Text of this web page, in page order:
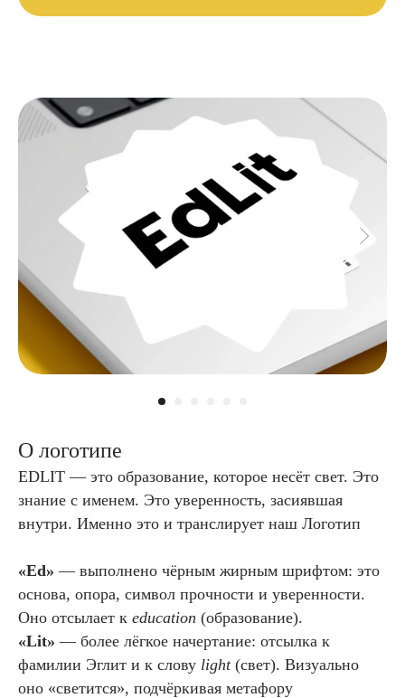
О логотипе
EDLIT — это образование, которое несёт свет. Это
знание с именем. Это уверенность, засиявшая
внутри. Именно это и транслирует наш Логотип
«Ed» — выполнено чёрным жирным шрифтом: это
основа, опора, символ прочности и уверенности.
Оно отсылает к education (образование).
«Lit»— более лёгкое начертание: отсылка к
фамилии Эглит и к слову light (свет). Визуально
оно «светится», подчёркивая метафору